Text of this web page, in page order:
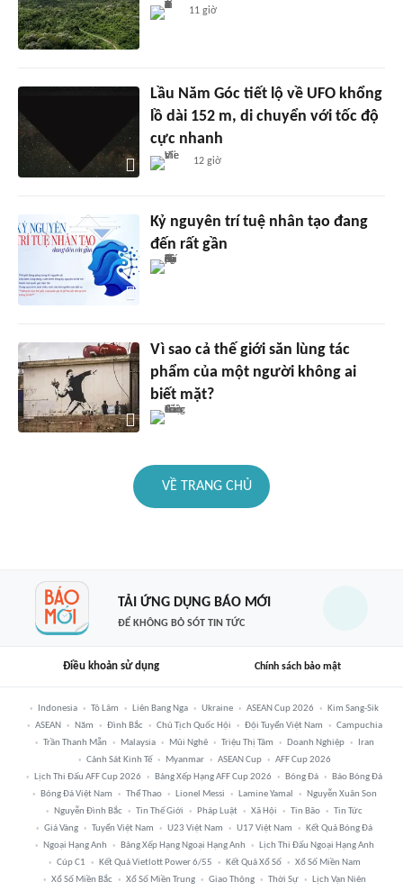
11 giờ
Lầu Năm Góc tiết lộ về UFO khổng
lồ dài 152 m, di chuyển với tốc độ
cực nhanh
12 giờ
Kỷ nguyên trí tuệ nhân tạo đang
đến rất gần
Vì sao cả thế giới săn lùng tác
phẩm của một người không ai
biết mặt?
VỀ TRANG CHỦ
TẢI ỨNG DỤNG BÁO MỚI
ĐỂ KHÔNG BỎ SÓT TIN TỨC
Điều khoản sử dụng Chính sách bảo mật
Indonesia Tô Lâm Liên Bang Nga Ukraine ASEAN Cup 2026
Kim Sang-Sik
ASEAN
Năm Đình Bắc Chủ Tịch Quốc Hội Đội Tuyển Việt Nam
Campuchia
Trần Thanh Mẫn
Malaysia Mũi Nghê Triệu Thị Tâm Doanh Nghiệp
Iran
Cảnh Sát Kinh Tế
Myanmar ASEAN Cup
AFF Cup 2026
Lịch Thi Đấu AFF Cup 2026
Bảng Xếp Hạng AFF Cup 2026 Bóng Đá
Báo Bóng Đá
Bóng Đá Việt Nam
Thể Thao Lionel Messi Lamine Yamal
Nguyễn Xuân Son
Nguyễn Đình Bắc
Tin Thế Giới Pháp Luật Xã Hội Tin Bão
Tin Tức
Giá Vàng
Tuyển Việt Nam U23 Việt Nam U17 Việt Nam
Kết Quả Bóng Đá
Ngoại Hạng Anh
Bảng Xếp Hạng Ngoại Hạng Anh
Lịch Thi Đấu Ngoại Hạng Anh
Cúp C1
Kết Quả Vietlott Power 6/55 Kết Quả Xổ Số
Xổ Số Miền Nam
Xổ Số Miền Bắc
Xổ Số Miền Trung Giao Thông Thời Sự Lịch Vạn Niên